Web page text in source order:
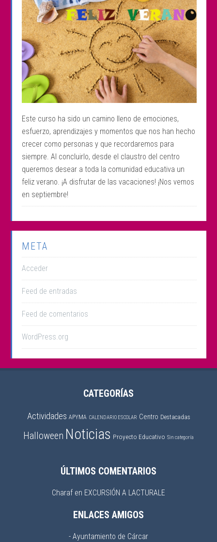
Este curso ha sido un camino lleno de emociones,
esfuerzo, aprendizajes y momentos que nos han hecho
crecer como personas y que recordaremos para
siempre. Al concluirlo, desde el claustro del centro
queremos desear a toda la comunidad educativa un
feliz verano. ¡A disfrutar de las vacaciones! ¡Nos vemos
en septiembre!
META
Acceder
Feed de entradas
Feed de comentarios
WordPress.org
CATEGORÍAS
Actividades APYMA CALENDARIO ESCOLAR Centro Destacadas
Halloween Noticias Proyecto Educativo Sin categoría
ÚLTIMOS COMENTARIOS
Charaf en EXCURSIÓN A LACTURALE
ENLACES AMIGOS
- Ayuntamiento de Cárcar